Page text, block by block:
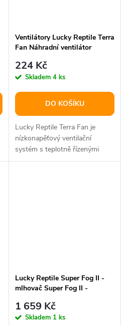
Ventilátory Lucky Reptile Terra
Fan Náhradní ventilátor
224 Kč
Skladem 4 ks
DO KOŠÍKU
Lucky Reptile Terra Fan je
nízkonapěťový ventilační
systém s teplotně řízenými
ventilátory pro terária a
Lucky Reptile Super Fog II -
mlhovač Super Fog II -
1 659 Kč
Skladem 1 ks